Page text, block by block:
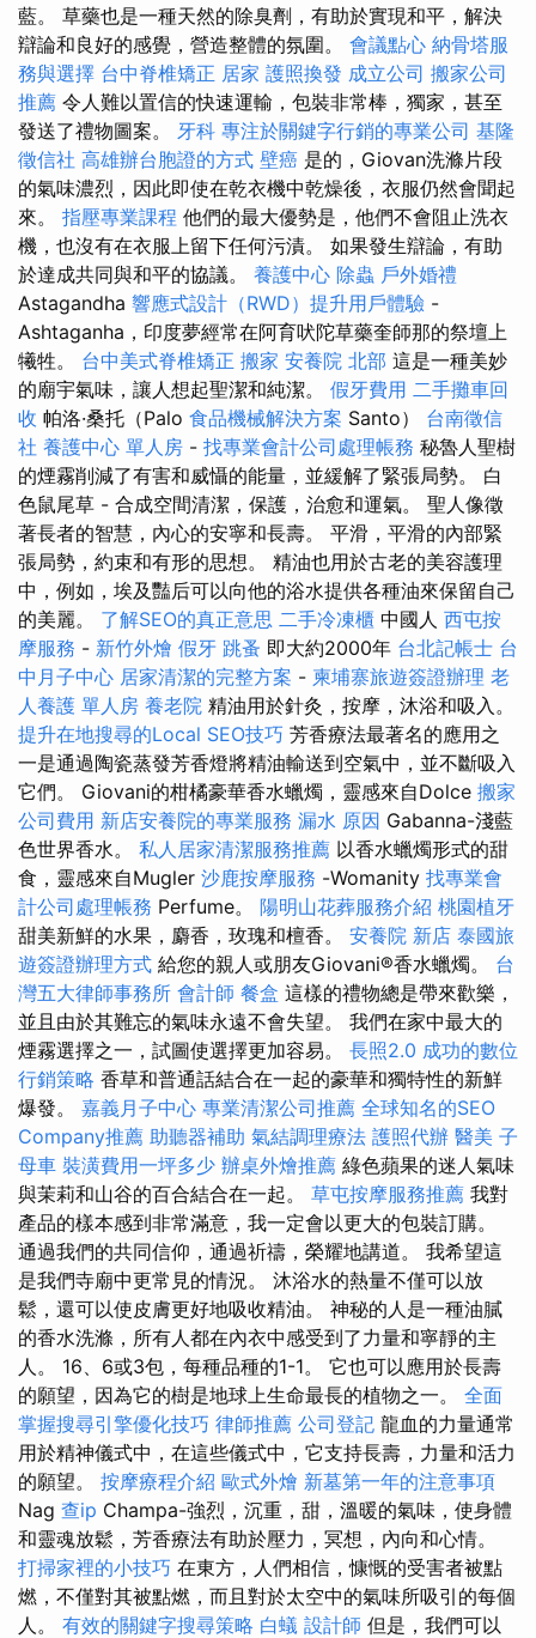
藍。 草藥也是一種天然的除臭劑，有助於實現和平，解決
辯論和良好的感覺，營造整體的氛圍。 會議點心 納骨塔服
務與選擇 台中脊椎矯正 居家 護照換發 成立公司 搬家公司
推薦 令人難以置信的快速運輸，包裝非常棒，獨家，甚至
發送了禮物圖案。 牙科 專注於關鍵字行銷的專業公司 基隆
徵信社 高雄辦台胞證的方式 壁癌 是的，Giovan洗滌片段
的氣味濃烈，因此即使在乾衣機中乾燥後，衣服仍然會聞起
來。 指壓專業課程 他們的最大優勢是，他們不會阻止洗衣
機，也沒有在衣服上留下任何污漬。 如果發生辯論，有助
於達成共同與和平的協議。 養護中心 除蟲 戶外婚禮
Astagandha 響應式設計（RWD）提升用戶體驗 -
Ashtaganha，印度夢經常在阿育吠陀草藥奎師那的祭壇上
犧牲。 台中美式脊椎矯正 搬家 安養院 北部 這是一種美妙
的廟宇氣味，讓人想起聖潔和純潔。 假牙費用 二手攤車回
收 帕洛·桑托（Palo 食品機械解決方案 Santo） 台南徵信
社 養護中心 單人房 - 找專業會計公司處理帳務 秘魯人聖樹
的煙霧削減了有害和威懾的能量，並緩解了緊張局勢。 白
色鼠尾草 - 合成空間清潔，保護，治愈和運氣。 聖人像徵
著長者的智慧，內心的安寧和長壽。 平滑，平滑的內部緊
張局勢，約束和有形的思想。 精油也用於古老的美容護理
中，例如，埃及豔后可以向他的浴水提供各種油來保留自己
的美麗。 了解SEO的真正意思 二手冷凍櫃 中國人 西屯按
摩服務 - 新竹外燴 假牙 跳蚤 即大約2000年 台北記帳士 台
中月子中心 居家清潔的完整方案 - 柬埔寨旅遊簽證辦理 老
人養護 單人房 養老院 精油用於針灸，按摩，沐浴和吸入。
提升在地搜尋的Local SEO技巧 芳香療法最著名的應用之
一是通過陶瓷蒸發芳香燈將精油輸送到空氣中，並不斷吸入
它們。 Giovani的柑橘豪華香水蠟燭，靈感來自Dolce 搬家
公司費用 新店安養院的專業服務 漏水 原因 Gabanna-淺藍
色世界香水。 私人居家清潔服務推薦 以香水蠟燭形式的甜
食，靈感來自Mugler 沙鹿按摩服務 -Womanity 找專業會
計公司處理帳務 Perfume。 陽明山花葬服務介紹 桃園植牙
甜美新鮮的水果，麝香，玫瑰和檀香。 安養院 新店 泰國旅
遊簽證辦理方式 給您的親人或朋友Giovani®香水蠟燭。 台
灣五大律師事務所 會計師 餐盒 這樣的禮物總是帶來歡樂，
並且由於其難忘的氣味永遠不會失望。 我們在家中最大的
煙霧選擇之一，試圖使選擇更加容易。 長照2.0 成功的數位
行銷策略 香草和普通話結合在一起的豪華和獨特性的新鮮
爆發。 嘉義月子中心 專業清潔公司推薦 全球知名的SEO
Company推薦 助聽器補助 氣結調理療法 護照代辦 醫美 子
母車 裝潢費用一坪多少 辦桌外燴推薦 綠色蘋果的迷人氣味
與茉莉和山谷的百合結合在一起。 草屯按摩服務推薦 我對
產品的樣本感到非常滿意，我一定會以更大的包裝訂購。
通過我們的共同信仰，通過祈禱，榮耀地講道。 我希望這
是我們寺廟中更常見的情況。 沐浴水的熱量不僅可以放
鬆，還可以使皮膚更好地吸收精油。 神秘的人是一種油膩
的香水洗滌，所有人都在內衣中感受到了力量和寧靜的主
人。 16、6或3包，每種品種的1-1。 它也可以應用於長壽
的願望，因為它的樹是地球上生命最長的植物之一。 全面
掌握搜尋引擎優化技巧 律師推薦 公司登記 龍血的力量通常
用於精神儀式中，在這些儀式中，它支持長壽，力量和活力
的願望。 按摩療程介紹 歐式外燴 新墓第一年的注意事項
Nag 查ip Champa-強烈，沉重，甜，溫暖的氣味，使身體
和靈魂放鬆，芳香療法有助於壓力，冥想，內向和心情。
打掃家裡的小技巧 在東方，人們相信，慷慨的受害者被點
燃，不僅對其被點燃，而且對於太空中的氣味所吸引的每個
人。 有效的關鍵字搜尋策略 白蟻 設計師 但是，我們可以